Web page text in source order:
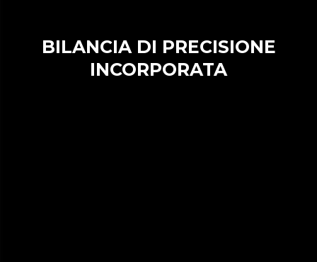
BILANCIA DI PRECISIONE
INCORPORATA